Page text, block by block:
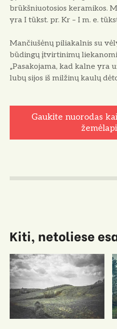
brūkšniuotosios keramikos.
yra I tūkst. pr. Kr – I m. e.
Mančiušėnų piliakalnis su
būdingų įtvirtinimų
„Pasakojama, kad kalne yra
lubų sijos iš milžinų kaulų
Gaukite nuorodas
Kiti, netoliese